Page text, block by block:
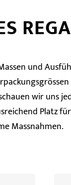
und
wir uns
Platz
Massnahmen.